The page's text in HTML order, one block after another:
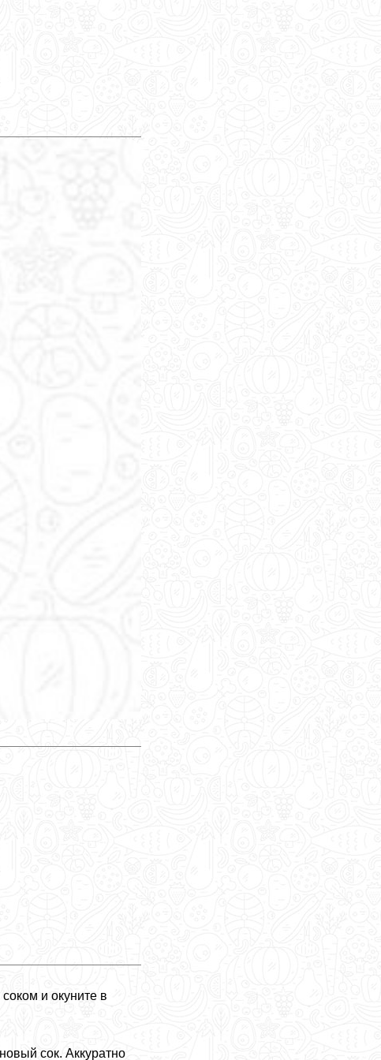
и окуните в
сок. Аккуратно